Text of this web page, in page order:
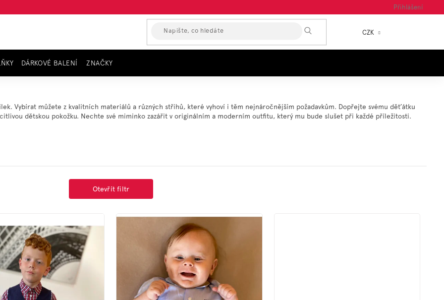
CZK
Přihlášení
DÁRKOVÉ BALENÍ ZNAČKY
Vybírat můžete z kvalitních materiálů a různých střihů, které vyhoví i těm nejnáročnějším požadavkům. Dopřejte svému děťátku
dětskou pokožku. Nechte své miminko zazářit v originálním a moderním outfitu, který mu bude slušet při každé příležitosti.
Otevřít filtr